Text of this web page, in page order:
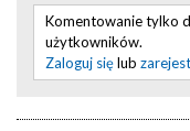
Komentowanie tylko
użytkowników.
Zaloguj sięlub